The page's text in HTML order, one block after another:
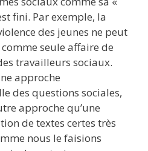
fini. Par exemple, la
des jeunes ne peut
seule affaire de
travailleurs sociaux.
approche
des questions sociales,
approche qu’une
de textes certes très
nous le faisions